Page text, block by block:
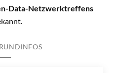
Data-Netzwerktreffens